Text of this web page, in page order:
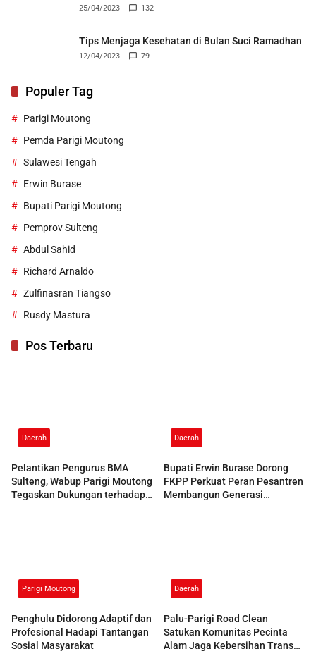
25/04/2023 132
Tips Menjaga Kesehatan di Bulan Suci Ramadhan
12/04/2023 79
Populer Tag
Parigi Moutong
Pemda Parigi Moutong
Sulawesi Tengah
Erwin Burase
Bupati Parigi Moutong
Pemprov Sulteng
Abdul Sahid
Richard Arnaldo
Zulfinasran Tiangso
Rusdy Mastura
Pos Terbaru
Daerah
Pelantikan Pengurus BMA
Sulteng, Wabup Parigi Moutong
Tegaskan Dukungan terhadap
Daerah
Bupati Erwin Burase Dorong
FKPP Perkuat Peran Pesantren
Membangun Generasi
Parigi Moutong
Penghulu Didorong Adaptif dan
Profesional Hadapi Tantangan
Sosial Masyarakat
Daerah
Palu-Parigi Road Clean
Satukan Komunitas Pecinta
Alam Jaga Kebersihan Trans